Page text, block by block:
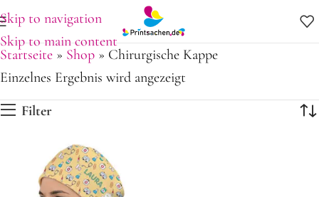
Skip to navigation
Skip to main content
Startseite » Shop » Chirurgische Kappe
Einzelnes Ergebnis wird angezeigt
Filter